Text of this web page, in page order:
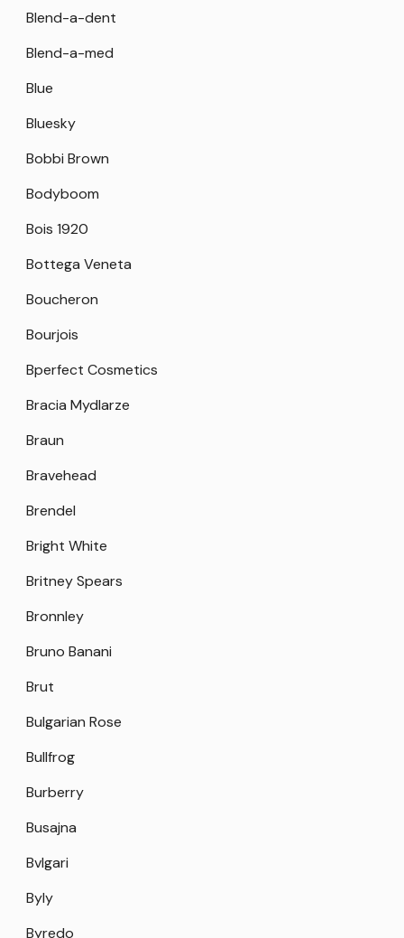
Blend-a-dent
Blend-a-med
Blue
Bluesky
Bobbi Brown
Bodyboom
Bois 1920
Bottega Veneta
Boucheron
Bourjois
Bperfect Cosmetics
Bracia Mydlarze
Braun
Bravehead
Brendel
Bright White
Britney Spears
Bronnley
Bruno Banani
Brut
Bulgarian Rose
Bullfrog
Burberry
Busajna
Bvlgari
Byly
Byredo